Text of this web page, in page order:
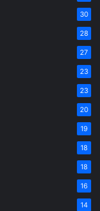
30
28
27
23
23
20
19
18
18
16
14